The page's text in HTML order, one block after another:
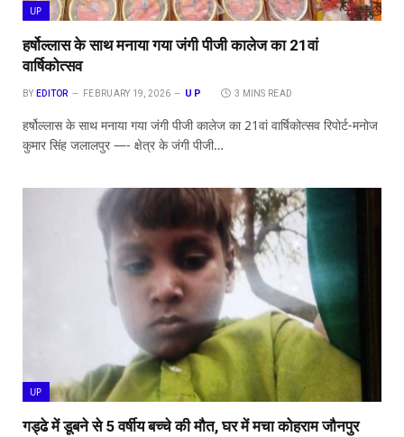
UP
हर्षोल्लास के साथ मनाया गया जंगी पीजी कालेज का 21वां
वार्षिकोत्सव
BY EDITOR FEBRUARY 19, 2026 UP 3 MINS READ
हर्षोल्लास के साथ मनाया गया जंगी पीजी कालेज का 21वां वार्षिकोत्सव रिपोर्ट-मनोज
कुमार सिंह ​जलालपुर —- क्षेत्र के जंगी पीजी…
UP
गड्ढे में डूबने से 5 वर्षीय बच्चे की मौत, घर में मचा कोहराम जौनपुर